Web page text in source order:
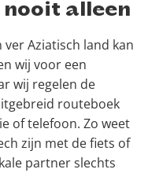
alleen
Aziatisch land kan
wij voor een
wij regelen de
routeboek
of telefoon. Zo weet
zijn met de fiets of
partner slechts